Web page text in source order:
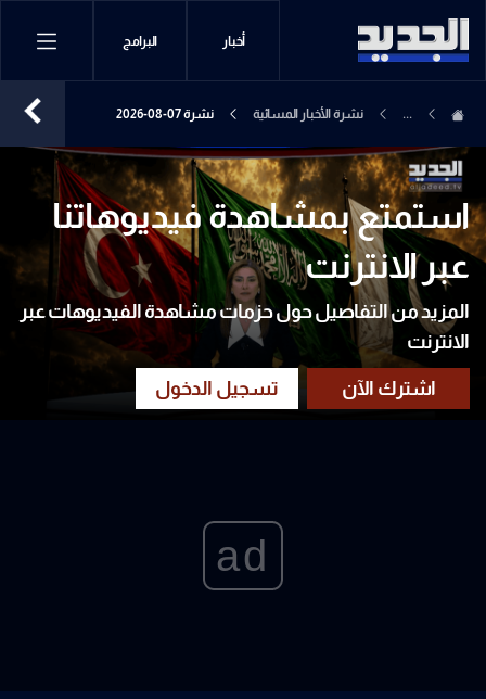
أخبار البرامج
... نشرة الأخبار المسائية نشرة 07-08-2026
استمتع بمشاهدة فيديوهاتنا
عبر الانترنت
المزيد من التفاصيل حول حزمات مشاهدة الفيديوهات عبر
الانترنت
ad